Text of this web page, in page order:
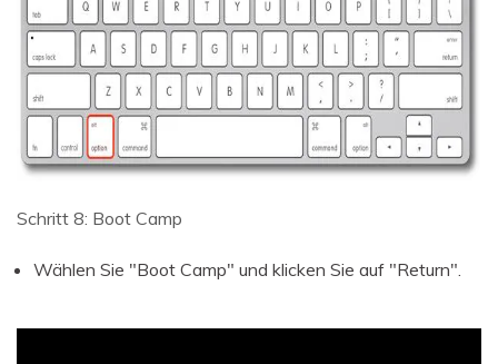
Schritt 8: Boot Camp
Wählen Sie "Boot Camp" und klicken Sie auf "Return".